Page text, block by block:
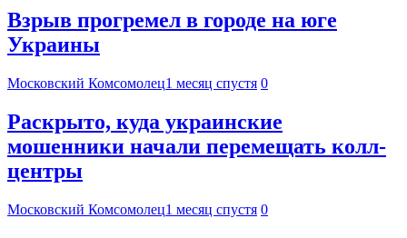
Взрыв прогремел в городе на юге
Украины
Московский Комсомолец1 месяц спустя 0
Раскрыто, куда украинские
мошенники начали перемещать колл-
центры
Московский Комсомолец1 месяц спустя 0